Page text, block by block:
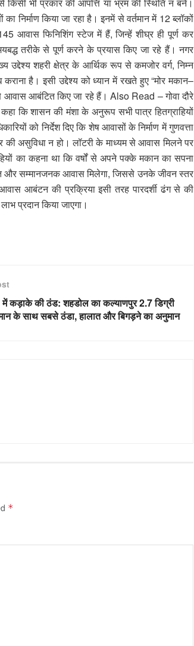
निर्माण किया जा रहा है। इनमें से वर्तमान में 12 ब्लॉकों
आवास फिनिशिंग स्टेज में हैं, जिन्हें शीघ्र ही पूर्ण कर
तरीके से पूर्ण करने के प्रयास किए जा रहे हैं। नगर
शहरी क्षेत्र के आर्थिक रूप से कमजोर वर्ग, निम्न
है। इसी उद्देश्य को ध्यान में रखते हुए “मोर मकान–
से आवास आबंटित किए जा रहे हैं। Also Read – गोवा दौरे
कि शासन की मंशा के अनुरूप सभी पात्र हितग्राहियों
को निर्देश दिए कि शेष आवासों के निर्माण में गुणवत्ता
की असुविधा न हो। लॉटरी के माध्यम से आवास मिलने पर
का कहना था कि वर्षों से अपने पक्के मकान का सपना
और सम्मानजनक आवास मिलेगा, जिससे उनके जीवन स्तर
आबंटन की प्रक्रिया इसी तरह पारदर्शी ढंग से की
प्रदान किया जाएगा।
कड़ाके की ठंड: शहडोल का कल्याणपुर 2.7 डिग्री
के साथ सबसे ठंडा, हालात और बिगड़ने का अनुमान
*